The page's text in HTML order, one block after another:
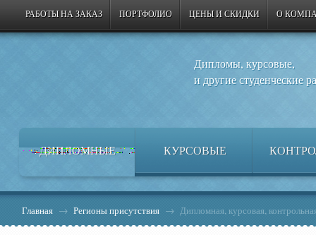
РАБОТЫ НА ЗАКАЗ ПОРТФОЛИО ЦЕНЫ И СКИДКИ О
Дипломы, курсовые,
и другие студенческие
ДИПЛОМНЫЕ КУРСОВЫЕ
Главная → Регионы присутствия → Дипломная, курсовая,